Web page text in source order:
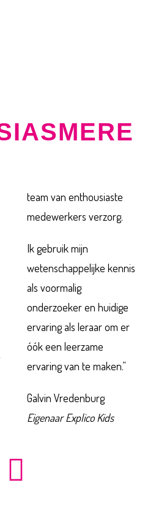
team van enthousiaste
medewerkers verzorg.
Ik gebruik mijn
wetenschappelijke kennis
als voormalig
onderzoeker en huidige
ervaring als leraar om er
óók een leerzame
ervaring van te maken.”
Galvin Vredenburg
Eigenaar Explico Kids